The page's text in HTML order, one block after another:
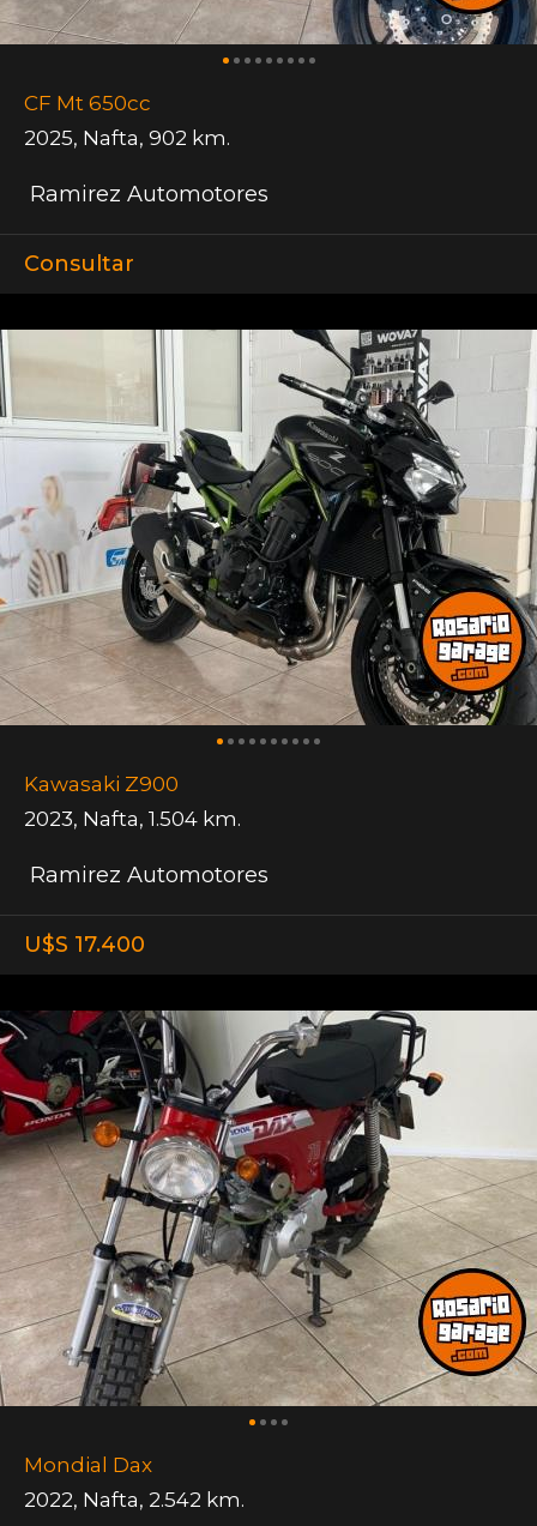
CF Mt 650cc
2025, Nafta, 902 km.
Ramirez Automotores
Consultar
Kawasaki Z900
2023, Nafta, 1.504 km.
Ramirez Automotores
U$S 17.400
Mondial Dax
2022, Nafta, 2.542 km.